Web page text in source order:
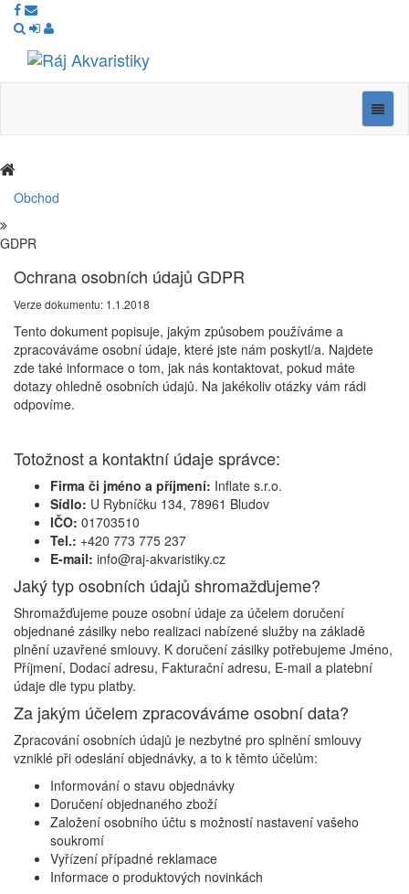
Ráj
Obchod
GDPR
Ochrana osobních údajů GDPR
Verze dokumentu: 1.1.2018
Tento dokument popisuje, jakým způsobem používáme a
zpracováváme osobní údaje, které jste nám poskytl/a. Najdete
zde také informace o tom, jak nás kontaktovat, pokud máte
dotazy ohledně osobních údajů. Na jakékoliv otázky vám rádi
odpovíme.
Totožnost a kontaktní údaje správce:
Firma či jméno a příjmení: Inflate s.r.o.
Sídlo: U Rybníčku 134, 78961 Bludov
IČO: 01703510
Tel.: +420 773 775 237
E-mail: info@raj-akvaristiky.cz
Jaký typ osobních údajů shromažďujeme?
Shromažďujeme pouze osobní údaje za účelem doručení
objednané zásilky nebo realizaci nabízené služby na základě
plnění uzavřené smlouvy. K doručení zásilky potřebujeme Jméno,
Příjmení, Dodací adresu, Fakturační adresu, E-mail a platební
údaje dle typu platby.
Za jakým účelem zpracováváme osobní data?
Zpracování osobních údajů je nezbytné pro splnění smlouvy
vzniklé při odeslání objednávky, a to k těmto účelům:
Informování o stavu objednávky
Doručení objednaného zboží
Založení osobního účtu s možností nastavení vašeho
soukromí
Vyřízení případné reklamace
Informace o produktových novinkách